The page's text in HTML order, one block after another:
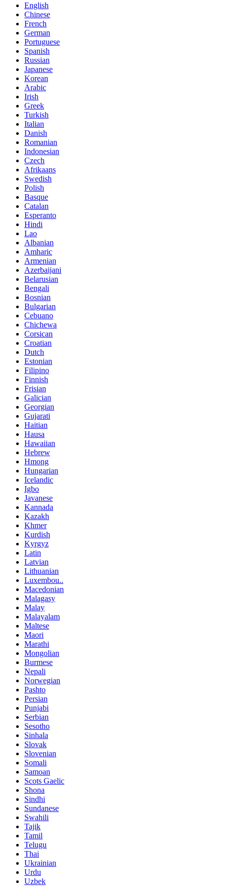
English
Chinese
French
German
Portuguese
Spanish
Russian
Japanese
Korean
Arabic
Irish
Greek
Turkish
Italian
Danish
Romanian
Indonesian
Czech
Afrikaans
Swedish
Polish
Basque
Catalan
Esperanto
Hindi
Lao
Albanian
Amharic
Armenian
Azerbaijani
Belarusian
Bengali
Bosnian
Bulgarian
Cebuano
Chichewa
Corsican
Croatian
Dutch
Estonian
Filipino
Finnish
Frisian
Galician
Georgian
Gujarati
Haitian
Hausa
Hawaiian
Hebrew
Hmong
Hungarian
Icelandic
Igbo
Javanese
Kannada
Kazakh
Khmer
Kurdish
Kyrgyz
Latin
Latvian
Lithuanian
Luxembou..
Macedonian
Malagasy
Malay
Malayalam
Maltese
Maori
Marathi
Mongolian
Burmese
Nepali
Norwegian
Pashto
Persian
Punjabi
Serbian
Sesotho
Sinhala
Slovak
Slovenian
Somali
Samoan
Scots Gaelic
Shona
Sindhi
Sundanese
Swahili
Tajik
Tamil
Telugu
Thai
Ukrainian
Urdu
Uzbek